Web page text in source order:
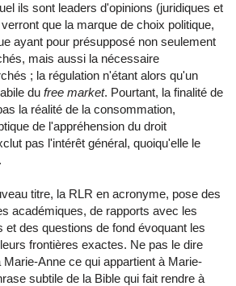
ils sont leaders d'opinions (juridiques et
que la marque de choix politique,
ayant pour présupposé non seulement
mais aussi la nécessaire
; la régulation n'étant alors qu'un
du free market. Pourtant, la finalité de
la réalité de la consommation,
de l'appréhension du droit
pas l'intérêt général, quoiqu'elle le
titre, la RLR en acronyme, pose des
académiques, de rapports avec les
et des questions de fond évoquant les
frontières exactes. Ne pas le dire
Anne ce qui appartient à Marie-
subtile de la Bible qui fait rendre à